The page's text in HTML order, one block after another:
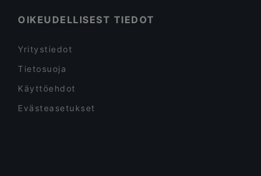
OIKEUDELLISEST TIEDOT
Yritystiedot
Tietosuoja
Käyttöehdot
Evästeasetukset